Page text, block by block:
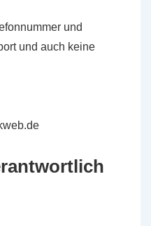
und
und auch keine